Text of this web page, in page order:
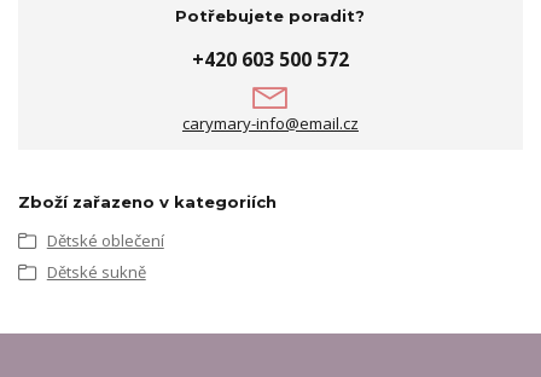
Potřebujete poradit?
+420 603 500 572
carymary-info@email.cz
Zboží zařazeno v kategoriích
Dětské oblečení
Dětské sukně